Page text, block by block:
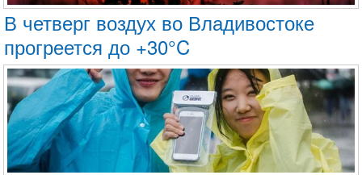
В четверг воздух во Владивостоке
прогреется до +30°C